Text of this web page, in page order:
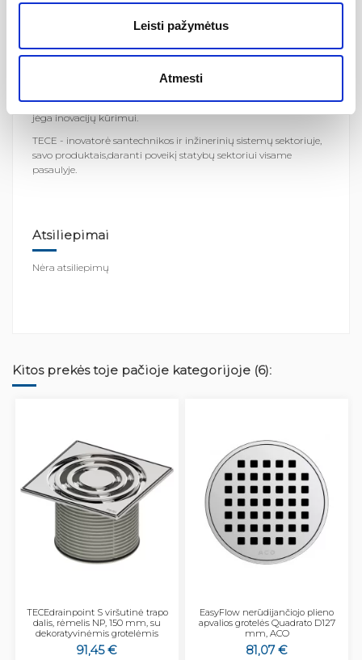
Leisti pažymėtus
Atmesti
technologija ir laikui nepavaldus dizainas.
TECE – nepriklausoma šeimos įmonė, jau daugiau negu 30
požiūris į klientų pasaulį, žingeidumą jie vadina savo varomąją
jėga inovacijų kūrimui.
TECE - inovatorė santechnikos ir inžinerinių sistemų sektoriuje,
savo produktais,daranti poveikį statybų sektoriui visame
pasaulyje.
Atsiliepimai
Nėra atsiliepimų
Kitos prekės toje pačioje kategorijoje (6):
TECEdrainpoint S viršutinė trapo
dalis, rėmelis NP, 150 mm, su
dekoratyvinėmis grotelėmis
91,45 €
EasyFlow nerūdijančiojo plieno
apvalios grotelės Quadrato D127
mm, ACO
81,07 €